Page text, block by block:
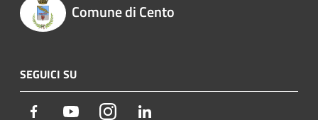
Comune di Cento
SEGUICI SU
Facebook YoutubeInstagram